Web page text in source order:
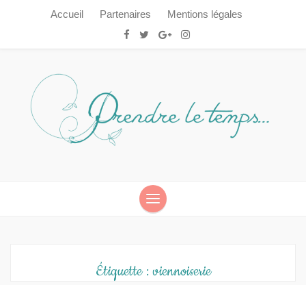
Accueil Partenaires Mentions légales
Étiquette : viennoiserie